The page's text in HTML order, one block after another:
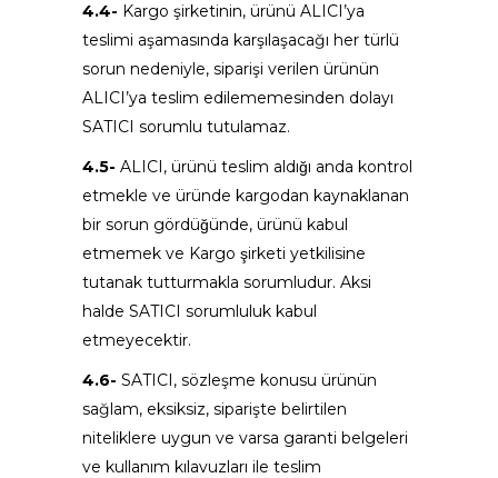
4.4- Kargo şirketinin, ürünü ALICI’ya
teslimi aşamasında karşılaşacağı her türlü
sorun nedeniyle, siparişi verilen ürünün
ALICI’ya teslim edilememesinden dolayı
SATICI sorumlu tutulamaz.
4.5- ALICI, ürünü teslim aldığı anda kontrol
etmekle ve üründe kargodan kaynaklanan
bir sorun gördüğünde, ürünü kabul
etmemek ve Kargo şirketi yetkilisine
tutanak tutturmakla sorumludur. Aksi
halde SATICI sorumluluk kabul
etmeyecektir.
4.6- SATICI, sözleşme konusu ürünün
sağlam, eksiksiz, siparişte belirtilen
niteliklere uygun ve varsa garanti belgeleri
ve kullanım kılavuzları ile teslim